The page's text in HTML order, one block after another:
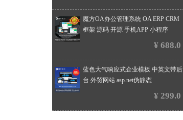
魔方OA办公管理系统 OA ERP CRM
框架 源码 开源 手机APP 小程序
¥ 688.0
蓝色大气响应式企业模板 中英文带后
台 外贸网站 asp.net伪静态
¥ 299.0